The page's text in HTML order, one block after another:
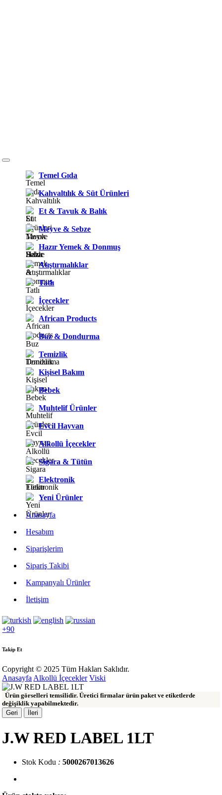
Temel Gıda
Kahvaltılık & Süt Ürünleri
Et & Tavuk & Balık
Meyve & Sebze
Hazır Yemek & Donmuş
Atıştırmalıklar
Tatlı
İçecekler
African Products
Buz & Dondurma
Temizlik
Kişisel Bakım
Bebek
Muhtelif Ürünler
Evcil Hayvan
Alkollü İçecekler
Sigara & Tütün
Elektronik
Yeni Ürünler
Anasayfa
Hesabım
Siparişlerim
Sipariş Takibi
Kampanyalı Ürünler
İletişim
+90
Takip Et
Copyright © 2025 Tüm Hakları Saklıdır.
Anasayfa Alkollü İçecekler Viski
Ürün görselleri temsilidir. Üretici firmalar ürün paket ve etiketlerde
değişiklik yapabilmektedir.
Geri
İleri
J.W RED LABEL 1LT
Stok Kodu : 5000267013626